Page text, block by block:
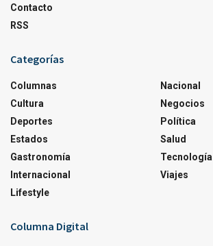
Contacto
RSS
Categorías
Columnas
Cultura
Deportes
Estados
Gastronomía
Internacional
Lifestyle
Nacional
Negocios
Política
Salud
Tecnología
Viajes
Columna Digital